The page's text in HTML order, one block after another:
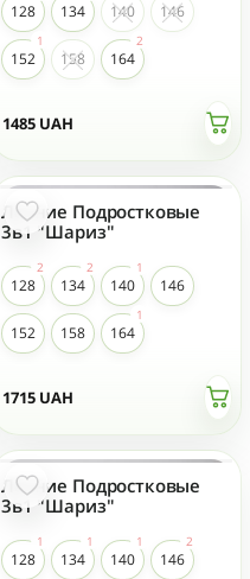
1485 UAH
128 134 140 146
152 158 164
1715 UAH
Летние Подростковые
3в1 "Шариз"
128 134 140 146
152 158 164
Летние Подростковые
3в1 "Шариз"
128 134 140 146